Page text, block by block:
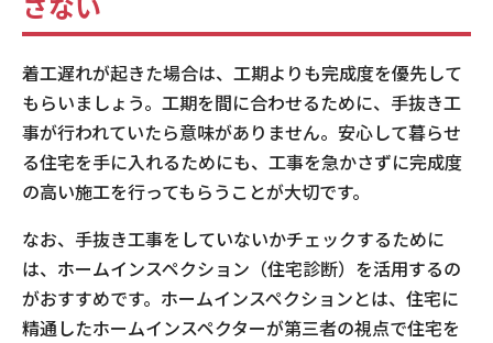
着工遅れが起きた場合は、工期よりも完成度を優先して
もらいましょう。工期を間に合わせるために、手抜き工
事が行われていたら意味がありません。安心して暮らせ
る住宅を手に入れるためにも、工事を急かさずに完成度
の高い施工を行ってもらうことが大切です。
なお、手抜き工事をしていないかチェックするために
は、ホームインスペクション（住宅診断）を活用するの
がおすすめです。ホームインスペクションとは、住宅に
精通したホームインスペクターが第三者の視点で住宅を